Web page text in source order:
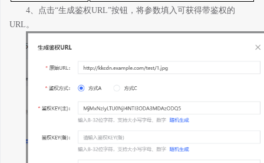
4、
点击“生成鉴权URL”按钮，将参数填入可获得带鉴权的
URL。